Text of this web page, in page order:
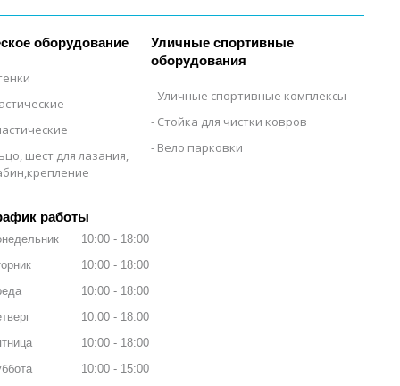
оборудование
шест для лазания,
Уличные спортивные
оборудования
Уличные спортивные комплексы
Стойка для чистки ковров
Вело парковки
работы
10:00
18:00
10:00
18:00
10:00
18:00
10:00
18:00
10:00
18:00
10:00
15:00